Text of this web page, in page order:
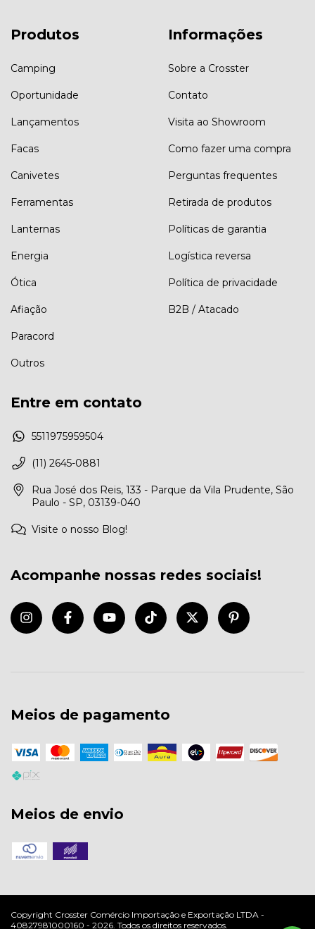
Produtos
Camping
Oportunidade
Lançamentos
Facas
Canivetes
Ferramentas
Lanternas
Energia
Ótica
Afiação
Paracord
Outros
Informações
Sobre a Crosster
Contato
Visita ao Showroom
Como fazer uma compra
Perguntas frequentes
Retirada de produtos
Políticas de garantia
Logística reversa
Política de privacidade
B2B / Atacado
Entre em contato
5511975959504
(11) 2645-0881
Rua José dos Reis, 133 - Parque da Vila Prudente, São
Paulo - SP, 03139-040
Visite o nosso Blog!
Acompanhe nossas redes sociais!
Meios de pagamento
Meios de envio
Copyright Crosster Comércio Importação e Exportação LTDA -
40827981000160 - 2026. Todos os direitos reservados.